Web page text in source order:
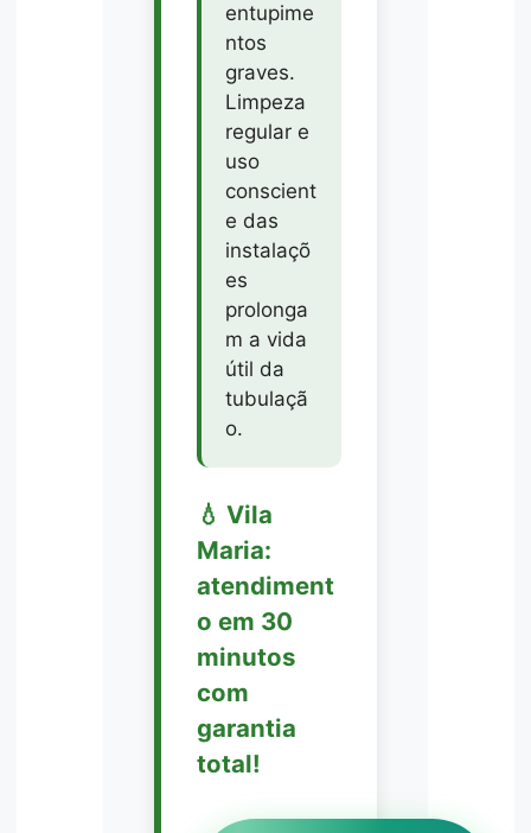
entupime
ntos
graves.
Limpeza
regular e
uso
conscient
e das
instalaçõ
es
prolonga
m a vida
útil da
tubulaçã
o.
💧 Vila
Maria:
atendiment
o em 30
minutos
com
garantia
total!